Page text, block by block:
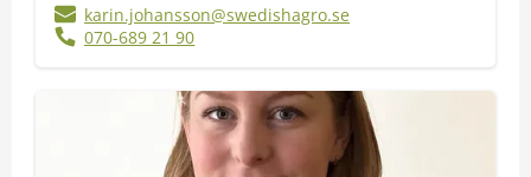
karin.johansson@swedishagro.se
070-689 21 90